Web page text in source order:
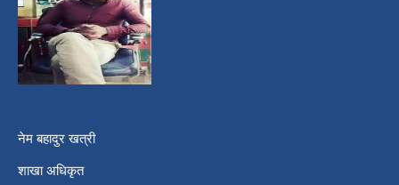
नेम बहादुर खत्री
शाखा अधिकृत